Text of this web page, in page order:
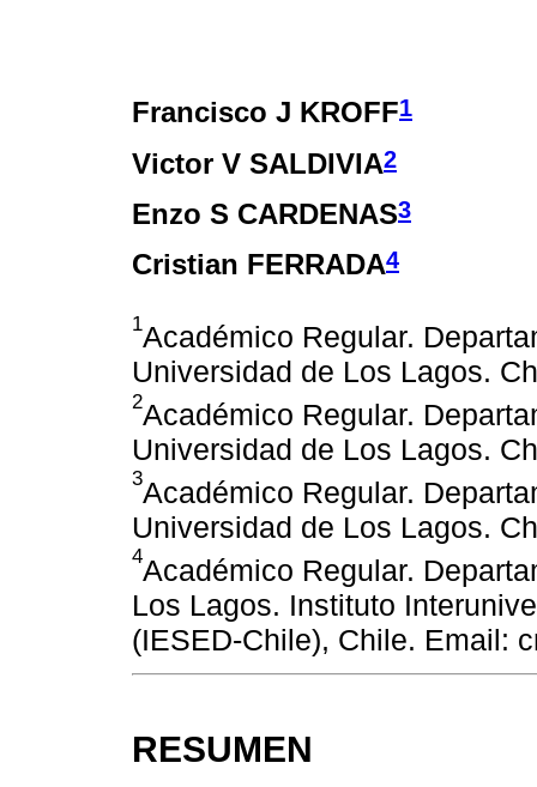
Francisco J KROFF1
Victor V SALDIVIA2
Enzo S CARDENAS3
Cristian FERRADA4
1Académico Regular.
Universidad de Los Lagos.
2Académico Regular.
Universidad de Los Lagos.
3Académico Regular.
Universidad de Los Lagos.
4Académico Regular.
Los Lagos. Instituto
(IESED-Chile), Chile. Email:
RESUMEN